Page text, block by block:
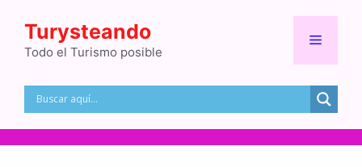
contenido
Turysteando
Todo el Turismo posible
Menú